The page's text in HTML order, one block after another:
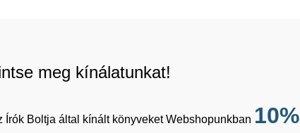
meg kínálatunkat!
Boltja által kínált könyveket Webshopunkban 10%